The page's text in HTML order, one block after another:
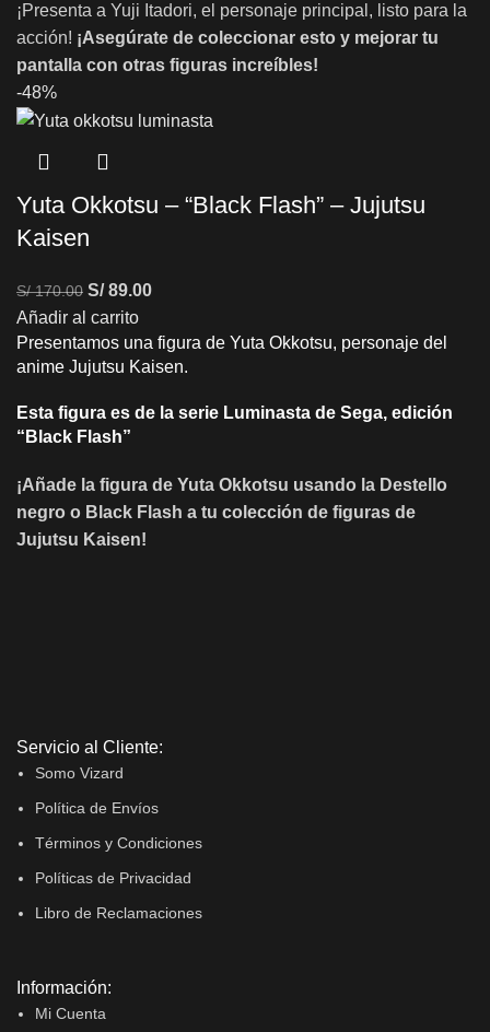
¡Presenta a Yuji Itadori, el personaje principal, listo para la
acción! ¡Asegúrate de coleccionar esto y mejorar tu
pantalla con otras figuras increíbles!
-48%
Yuta Okkotsu – “Black Flash” – Jujutsu
Kaisen
S/170.00 S/89.00
Añadir al carrito
Presentamos una figura de Yuta Okkotsu, personaje del
anime Jujutsu Kaisen.
Esta figura es de la serie Luminasta de Sega, edición
“Black Flash”
¡Añade la figura de Yuta Okkotsu usando la Destello
negro o Black Flash a tu colección de figuras de
Jujutsu Kaisen!
Servicio al Cliente:
Somo Vizard
Política de Envíos
Términos y Condiciones
Políticas de Privacidad
Libro de Reclamaciones
Información:
Mi Cuenta